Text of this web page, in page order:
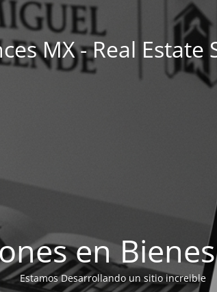
MX - Real Estate
en
Estamos Desarrollando un sitio increible